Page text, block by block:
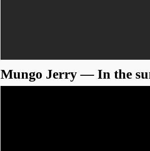
Mungo Jerry — In the